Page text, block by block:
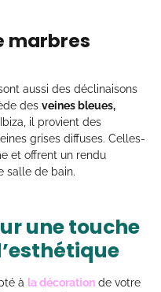
marbres
aussi des déclinaisons
des veines bleues,
il provient des
grises diffuses. Celles-
et offrent un rendu
salle de bain.
une touche
à la décoration de votre